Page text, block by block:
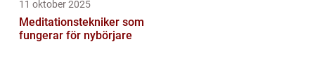
11 oktober 2025
Meditationstekniker som
fungerar för nybörjare